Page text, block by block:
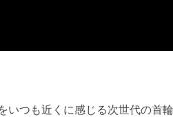
いつも近くに感じる次世代の首輪